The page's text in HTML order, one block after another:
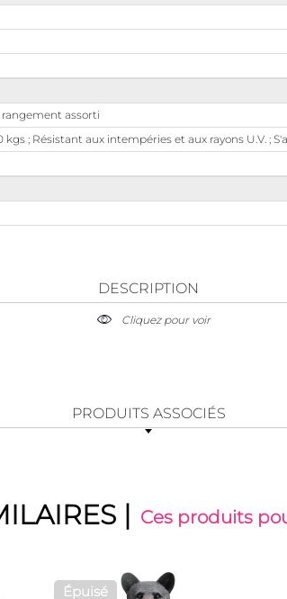
assorti
; Résistant aux intempéries et aux rayons U.V. ;
DESCRIPTION
Cliquez pour voir
PRODUITS ASSOCIÉS
| Ces produits
Épuisé